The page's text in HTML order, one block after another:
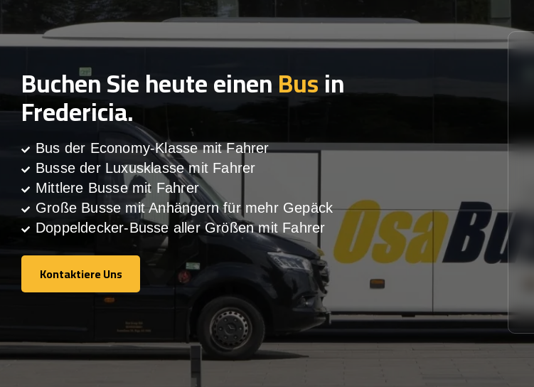
Buchen Sie heute einenBusin
Fredericia.
Bus der Economy-Klasse mit Fahrer
Busse der Luxusklasse mit Fahrer
Mittlere Busse mit Fahrer
Große Busse mit Anhängern für mehr Gepäck
Doppeldecker-Busse aller Größen mit Fahrer
Kontaktiere Uns
Kontaktiere Uns